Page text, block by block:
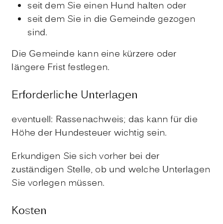
seit dem Sie einen Hund halten oder
seit dem Sie in die Gemeinde gezogen
sind.
Die Gemeinde kann eine kürzere oder
längere Frist festlegen.
Erforderliche Unterlagen
eventuell: Rassenachweis; das kann für die
Höhe der Hundesteuer wichtig sein.
Erkundigen Sie sich vorher bei der
zuständigen Stelle, ob und welche Unterlagen
Sie vorlegen müssen.
Kosten